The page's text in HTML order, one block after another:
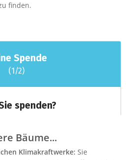
finden.
Bäume...
Klimakraftwerke: Sie